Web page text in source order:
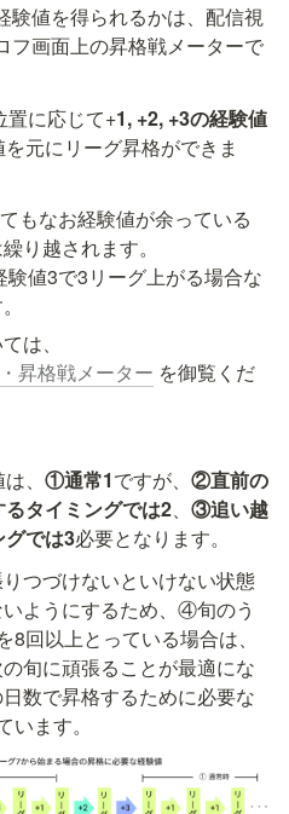
験値を得られるかは、配信視
フ画面上の昇格戦メーターで
置に応じて+1, +2, +3の経験値
元にリーグ昇格ができま
もなお経験値が余っている
り越されます。
値3で3リーグ上がる場合な
は、
昇格戦メーター を御覧くだ
は、①通常1ですが、②直前の
タイミングでは2、③追い越
グでは3必要となります。
つづけないといけない状態
ようにするため、④旬のう
8回以上とっている場合は、
旬に頑張ることが最適にな
数で昇格するために必要な
ます。